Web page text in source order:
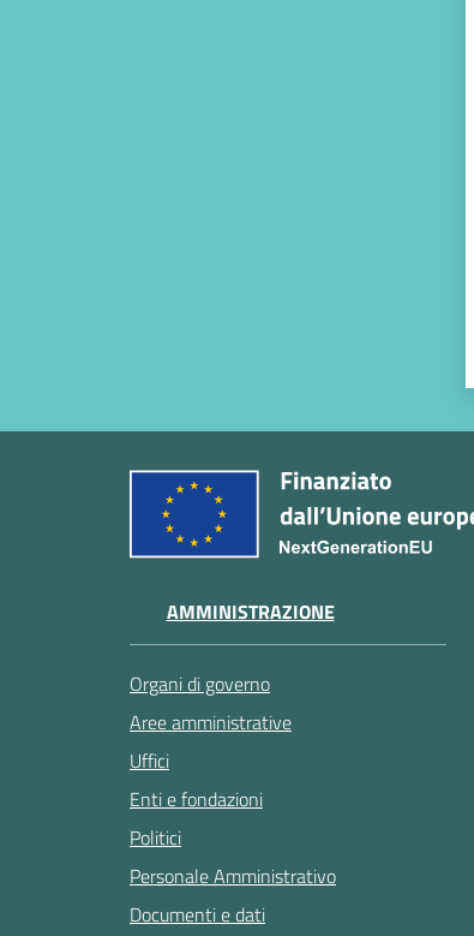
AMMINISTRAZIONE
Organi di governo
Aree amministrative
Uffici
Enti e fondazioni
Politici
Personale Amministrativo
Documenti e dati